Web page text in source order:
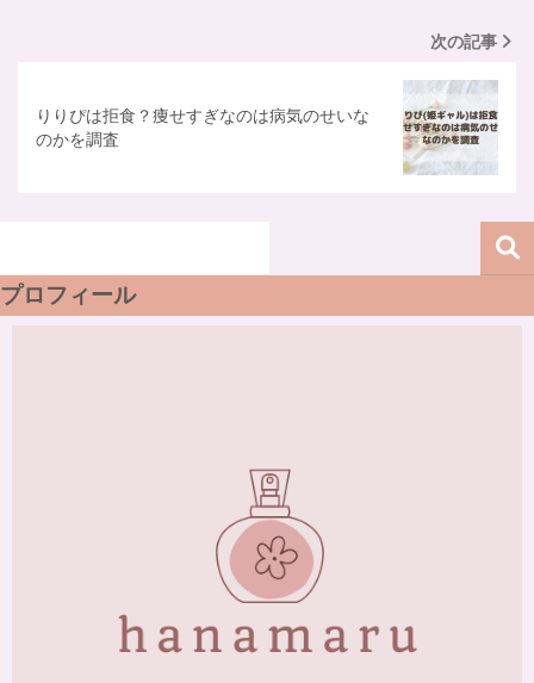
次の記事
りりぴは拒食？痩せすぎなのは病気のせいな
のかを調査
プロフィール